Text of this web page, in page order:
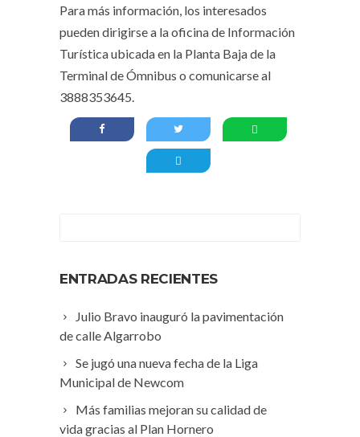
Para más información, los interesados
pueden dirigirse a la oficina de Información
Turística ubicada en la Planta Baja de la
Terminal de Ómnibus o comunicarse al
3888353645.
ENTRADAS RECIENTES
Julio Bravo inauguró la pavimentación
de calle Algarrobo
Se jugó una nueva fecha de la Liga
Municipal de Newcom
Más familias mejoran su calidad de
vida gracias al Plan Hornero